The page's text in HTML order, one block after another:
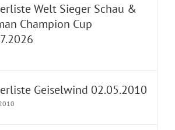
Welt Sieger Schau &
Champion Cup
Geiselwind 02.05.2010